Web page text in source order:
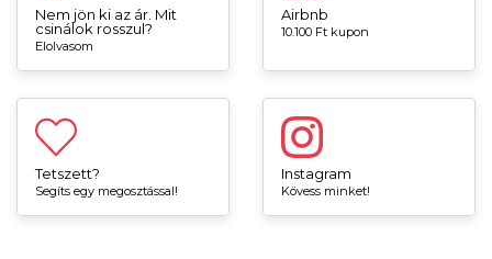
Nem jön ki az ár. Mit
csinálok rosszul?
Elolvasom
Airbnb
10.100 Ft kupon
Tetszett?
Segíts egy megosztással!
Instagram
Kövess minket!